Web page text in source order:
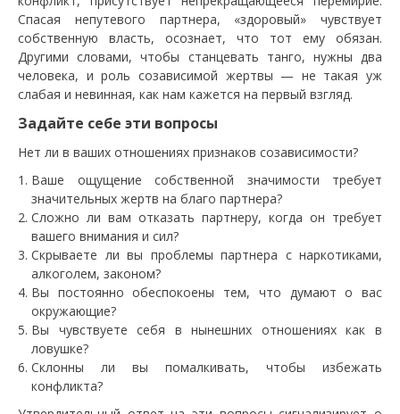
Спасая непутевого партнера, «здоровый» чувствует
собственную власть, осознает, что тот ему обязан.
Другими словами, чтобы станцевать танго, нужны два
человека, и роль созависимой жертвы — не такая уж
слабая и невинная, как нам кажется на первый взгляд.
Задайте себе эти вопросы
Нет ли в ваших отношениях признаков созависимости?
Ваше ощущение собственной значимости требует
значительных жертв на благо партнера?
Сложно ли вам отказать партнеру, когда он требует
вашего внимания и сил?
Скрываете ли вы проблемы партнера с наркотиками,
алкоголем, законом?
Вы постоянно обеспокоены тем, что думают о вас
окружающие?
Вы чувствуете себя в нынешних отношениях как в
ловушке?
Склонны ли вы помалкивать, чтобы избежать
конфликта?